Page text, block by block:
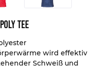
Tee
wird effektiv
Schweiß und